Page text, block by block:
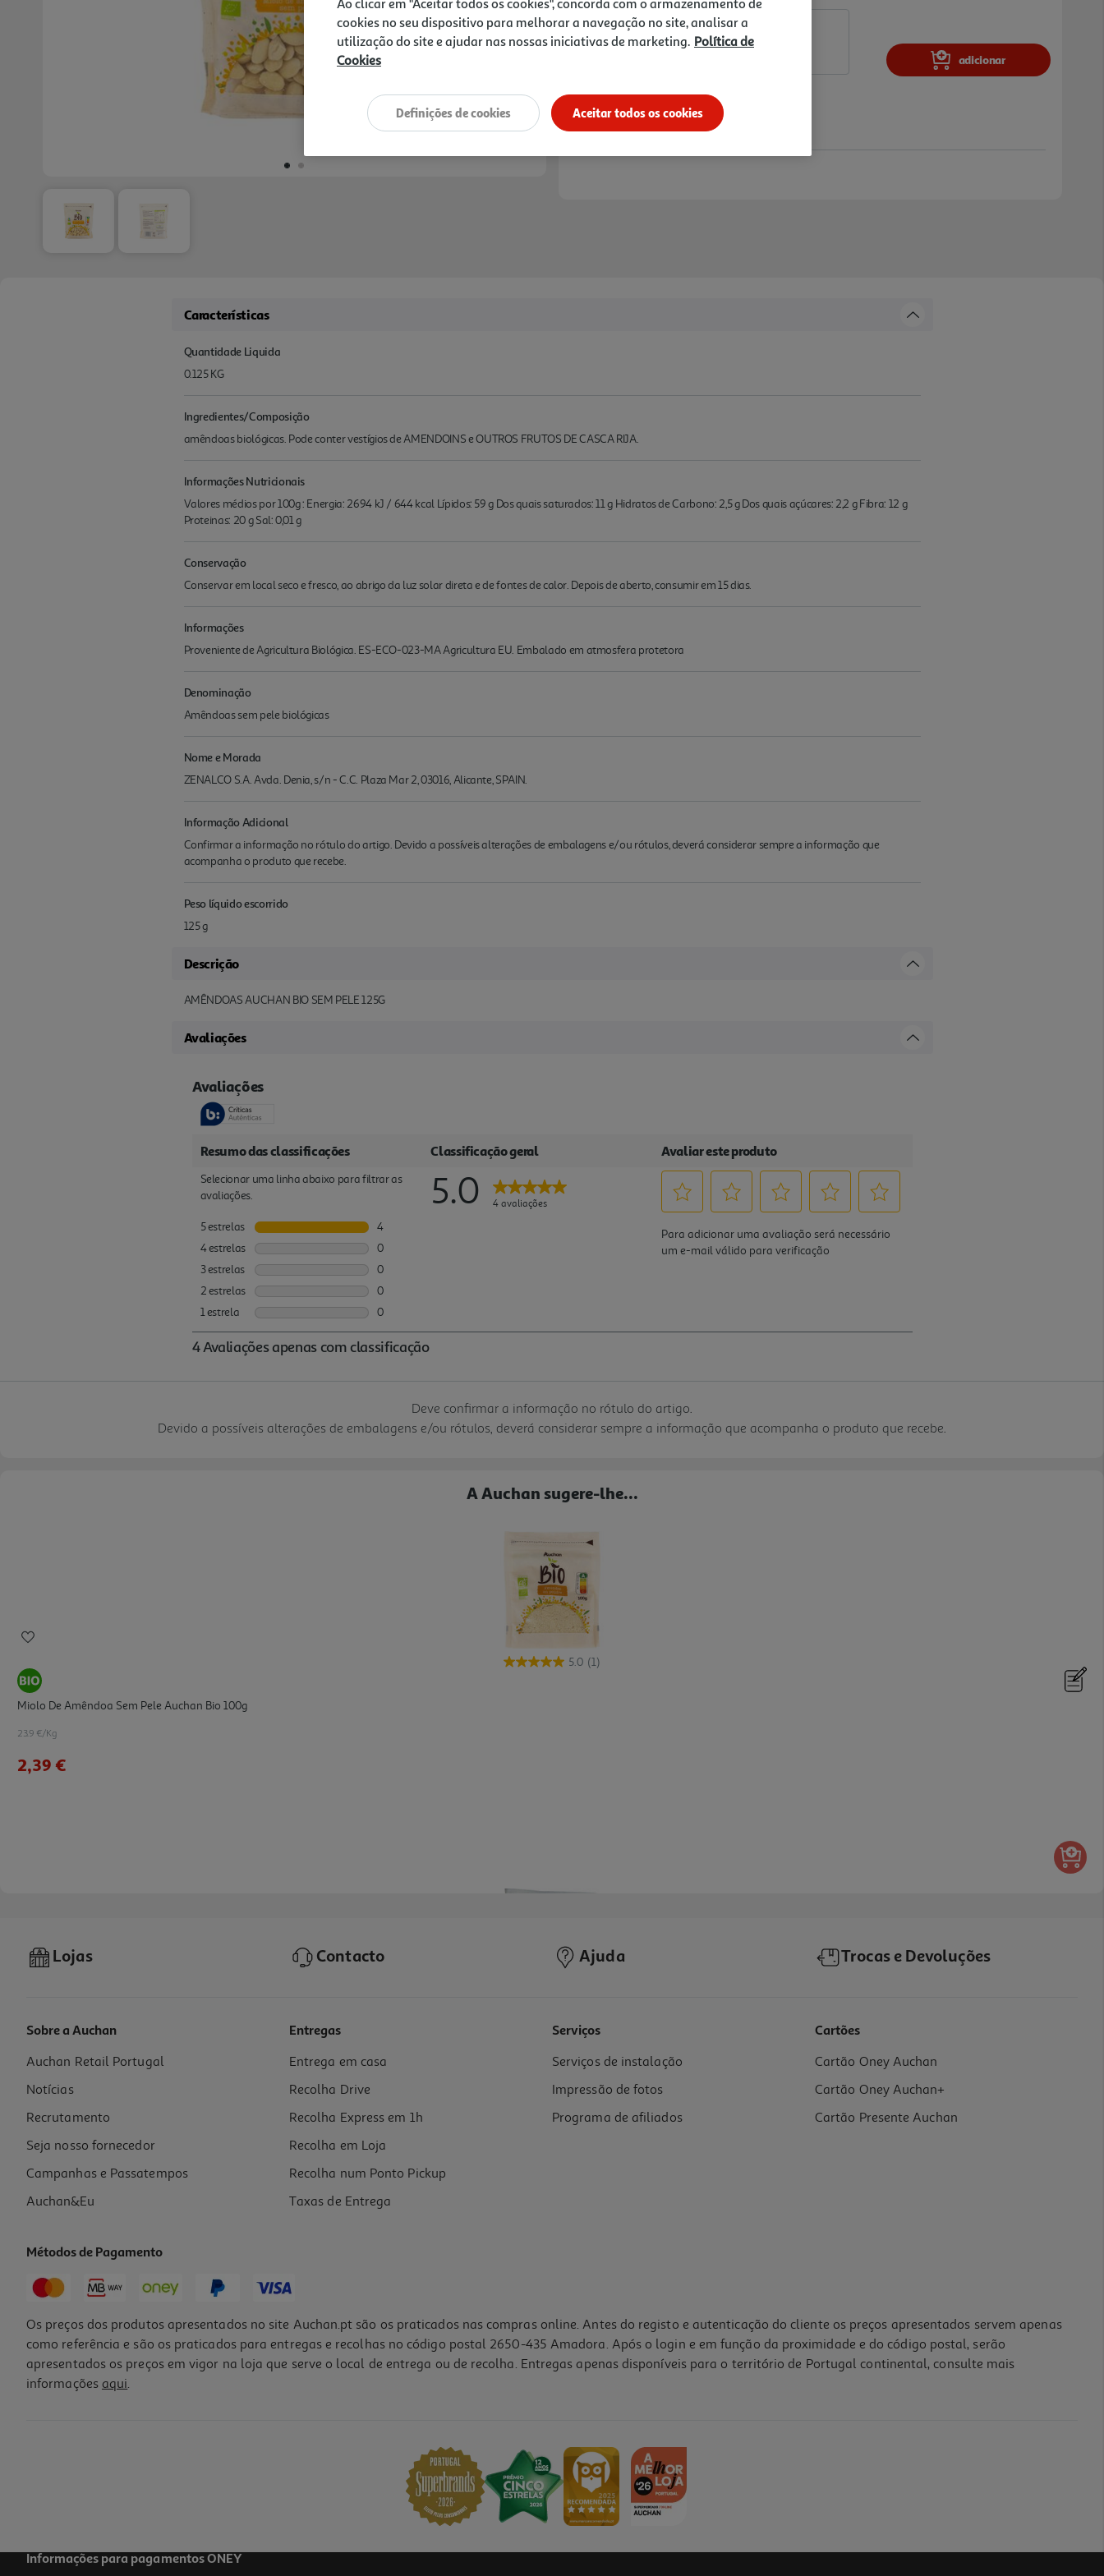
adicionar
Características
Quantidade Liquida
0.125 KG
Ingredientes/Composição
amêndoas biológicas. Pode conter vestígios de AMENDOINS e OUTROS FRUTOS DE CASCA RIJA.
Informações Nutricionais
Valores médios por 100g : Energia: 2694 kJ / 644 kcal Lípidos: 59 g Dos quais saturados: 11 g Hidratos de Carbono: 2,5 g Dos quais açúcares: 2,2 g Fibra: 12 g
Proteinas: 20 g Sal: 0,01 g
Conservação
Conservar em local seco e fresco, ao abrigo da luz solar direta e de fontes de calor. Depois de aberto, consumir em 15 dias.
Informações
Proveniente de Agricultura Biológica. ES-ECO-023-MA Agricultura EU. Embalado em atmosfera protetora
Denominação
Amêndoas sem pele biológicas
Nome e Morada
ZENALCO S.A. Avda. Denia, s/n - C.C. Plaza Mar 2, 03016, Alicante, SPAIN.
Informação Adicional
Confirmar a informação no rótulo do artigo. Devido a possíveis alterações de embalagens e/ou rótulos, deverá considerar sempre a informação que
acompanha o produto que recebe.
Peso líquido escorrido
125 g
Descrição
AMÊNDOAS AUCHAN BIO SEM PELE 125G
Avaliações
Deve confirmar a informação no rótulo do artigo.
Devido a possíveis alterações de embalagens e/ou rótulos, deverá considerar sempre a informação que acompanha o produto que recebe.
A Auchan sugere-lhe...
5.0 (1)
Miolo De Amêndoa Sem Pele Auchan Bio 100g
23.9 €/Kg
2,39 €
Miolo Auchan Avelã Bio Torrada 125g
31.92 €/Kg
3,99 €
Lojas Contacto Ajuda Trocas e Devoluções
Sobre a Auchan
Auchan Retail Portugal
Notícias
Recrutamento
Seja nosso fornecedor
Campanhas e Passatempos
Auchan&Eu
Entregas
Entrega em casa
Recolha Drive
Recolha Express em 1h
Recolha em Loja
Recolha num Ponto Pickup
Taxas de Entrega
Serviços
Serviços de instalação
Impressão de fotos
Programa de afiliados
Cartões
Cartão Oney Auchan
Cartão Oney Auchan+
Cartão Presente Auchan
Métodos de Pagamento
Os preços dos produtos apresentados no site Auchan.pt são os praticados nas compras online. Antes do registo e autenticação do cliente os preços apresentados servem apenas
como referência e são os praticados para entregas e recolhas no código postal 2650-435 Amadora. Após o login e em função da proximidade e do código postal, serão
apresentados os preços em vigor na loja que serve o local de entrega ou de recolha. Entregas apenas disponíveis para o território de Portugal continental, consulte mais
informações aqui.
Informações para pagamentos ONEY
Ao clicar em "Aceitar todos os cookies", concorda com o armazenamento de
cookies no seu dispositivo para melhorar a navegação no site, analisar a
utilização do site e ajudar nas nossas iniciativas de marketing. Política de
Cookies
Aceitar todos os cookies
Definições de cookies